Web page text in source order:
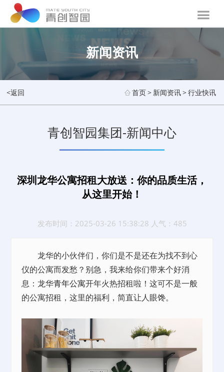
新闻资讯
<返回 首页> 新闻资讯>行业快讯
青创智园集团-新闻中心
深圳龙华公寓招租大放送：你的品质生活，
从这里开始！
发布时间：2025-03-26 15:38:28 人气：485
龙华的小伙伴们，你们是不是还在为找不到心
仪的公寓而发愁？别急，我来给你们带来个好消
息：龙华青年公寓开年火热招租啦！这可不是一般
的公寓招租，这里的福利，简直让人眼馋。